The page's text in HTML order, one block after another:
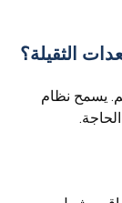
الثقيلة؟
يسمح نظام